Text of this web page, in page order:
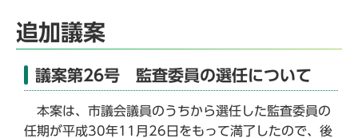
追加議案
議案第26号 監査委員の選任について
本案は、市議会議員のうちから選任した監査委員の
任期が平成30年11月26日をもって満了したので、後